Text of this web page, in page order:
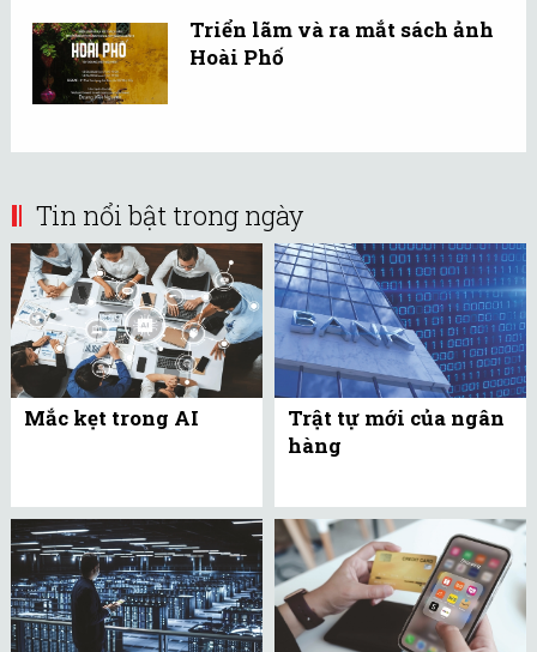
Triển lãm và ra mắt sách ảnh
Hoài Phố
Tin nổi bật trong ngày
Mắc kẹt trong AI
Trật tự mới của ngân
hàng